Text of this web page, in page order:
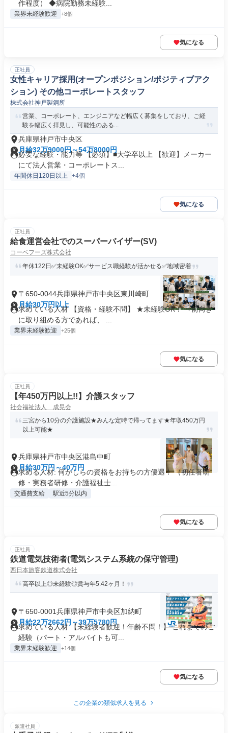
作程度） ◆病院勤務未経験...
業界未経験歓迎 +8個
気になる
正社員
女性キャリア採用(オープンポジション/ポジティブアク
ション) その他コーポレートスタッフ
株式会社神戸製鋼所
営業、コーポレート、エンジニアなど幅広く募集をしており、ご経
験を幅広く拝見し、可能性のある...
兵庫県神戸市中央区
月給32万9000円～54万8000円
必要な経験・能力等 【必須】■大学卒以上 【歓迎】メーカー
にて法人営業・コーポレートス...
年間休日120日以上 +4個
気になる
正社員
給食運営会社でのスーパーバイザー(SV)
コーベフーズ株式会社
年休122日✅未経験OK✅サービス職経験が活かせる✅地域密着
〒650-0044兵庫県神戸市中央区東川崎町
月給30万円以上
求めている人材 【資格・経験不問】 ★未経験OK！ ⇒前向き
に取り組める方であれば、 ...
業界未経験歓迎 +25個
気になる
正社員
【年450万円以上!!】介護スタッフ
社会福祉法人 成晃会
三宮から10分の介護施設★みんな定時で帰ってます★年収450万円
以上可能★
兵庫県神戸市中央区港島中町
月給30万円～40万円
求める人材: 何かしらの資格をお持ちの方優遇！ （初任者研
修・実務者研修・介護福祉士...
交通費支給 駅近5分以内
気になる
正社員
鉄道電気技術者(電気システム系統の保守管理)
西日本旅客鉄道株式会社
高卒以上◎未経験◎賞与年5.42ヶ月！
〒650-0001兵庫県神戸市中央区加納町
月給22万2662円～39万5780円
求めている人材 【未経験者歓迎！年齢不問！】 これまでのご
経験（パート・アルバイトも可...
業界未経験歓迎 +14個
気になる
この企業の類似求人を見る
派遣社員